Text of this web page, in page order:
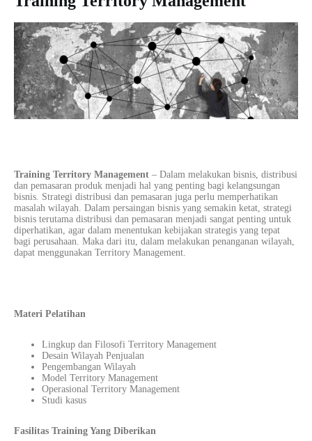
Training Territory Management – Dalam melakukan bisnis , distribusi
dan pemasaran produk menjadi hal yang penting bagi kelangsungan
bisnis . Strategi distribusi dan pemasaran juga perlu memperhatikan
masalah wilayah. Dalam persaingan bisnis yang semakin ketat, strategi
bisnis terutama distribusi dan pemasaran menjadi sangat penting untuk
diperhatikan, agar dalam menentukan kebijakan strategis yang tepat
bagi perusahaan. Maka dari itu, dalam melakukan penanganan wilayah,
dapat menggunakan Territory Management.
Materi Pelatihan
Lingkup dan Filosofi Territory Management
Desain Wilayah Penjualan
Pengembangan Wilayah
Model Territory Management
Operasional Territory Management
Studi kasus
Fasilitas Training Yang Diberikan